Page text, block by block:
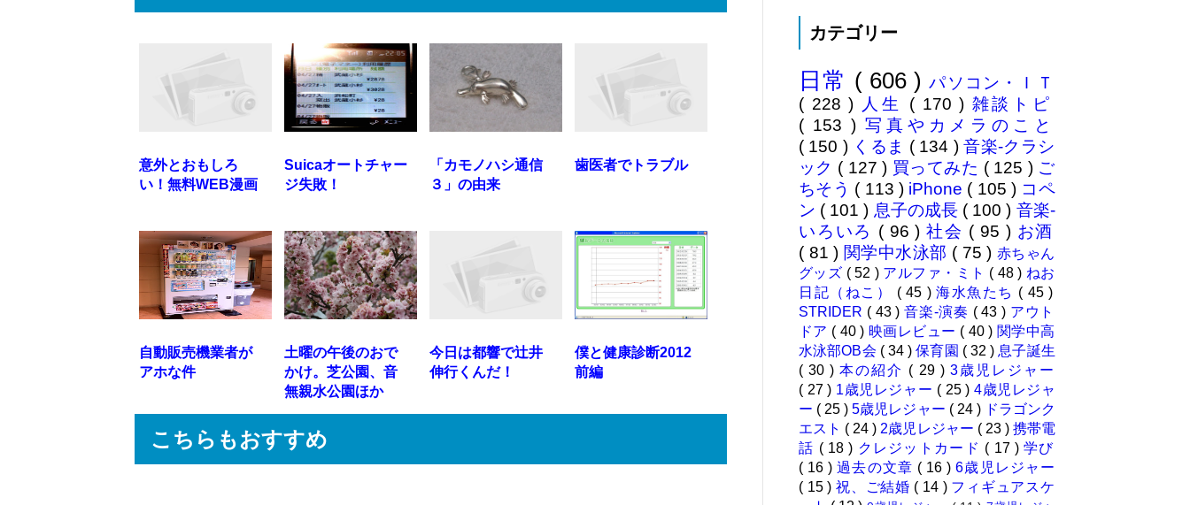
意外とおもしろ
い！無料WEB漫画
Suicaオートチャー
ジ失敗！
「カモノハシ通信
３」の由来
歯医者でトラブル
自動販売機業者が
アホな件
土曜の午後のおで
かけ。芝公園、音
無親水公園ほか
今日は都響で辻井
伸行くんだ！
僕と健康診断2012
前編
こちらもおすすめ
分の息子が12歳になったら母校中
その可能性がほぼなくなったこと
は...
カテゴリー
日常 ( 606 )パソコン・ＩＴ
( 228 ) 人生 ( 170 ) 雑談トピ
( 153 ) 写真やカメラのこと
( 150 ) くるま ( 134 )音楽-クラシ
ック ( 127 ) 買ってみた ( 125 ) ご
ちそう ( 113 ) iPhone ( 105 ) コペ
ン ( 101 ) 息子の成長 ( 100 ) 音楽-
いろいろ ( 96 )社会 ( 95 ) お酒
( 81 ) 関学中水泳部 ( 75 ) 赤ちゃん
グッズ ( 52 ) アルファ・ミト ( 48 ) ねお
日記（ねこ） ( 45 ) 海水魚たち ( 45 )
STRIDER ( 43 )音楽-演奏 ( 43 ) アウト
ドア ( 40 ) 映画レビュー ( 40 ) 関学中高
水泳部OB会 ( 34 )保育園 ( 32 ) 息子誕生
( 30 )本の紹介 ( 29 ) 3歳児レジャー
( 27 ) 1歳児レジャー ( 25 ) 4歳児レジャ
ー ( 25 )5歳児レジャー ( 24 ) ドラゴンク
エスト ( 24 ) 2歳児レジャー ( 23 ) 携帯電
話 ( 18 ) クレジットカード ( 17 )学び
( 16 )過去の文章 ( 16 )6歳児レジャー
( 15 )祝、ご結婚 ( 14 ) フィギュアスケ